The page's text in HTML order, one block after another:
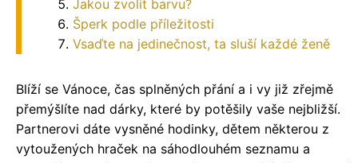
Jakou zvolit barvu?
Šperk podle příležitosti
Vsaďte na jedinečnost, ta sluší každé ženě
Blíží se Vánoce, čas splněných přání a i vy již zřejmě
přemýšlíte nad dárky, které by potěšily vaše nejbližší.
Partnerovi dáte vysněné hodinky, dětem některou z
vytoužených hraček na sáhodlouhém seznamu a